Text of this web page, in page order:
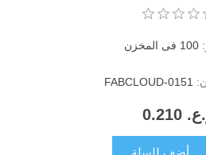
100 فى المخزن
FABCLOUD-0151
0.210